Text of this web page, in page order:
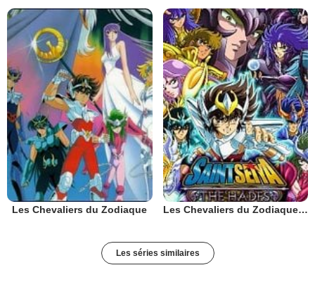
Les Chevaliers du Zodiaque Les Chevaliers du Zodiaque : Chapitre Hadès - Le Sanctuaire
Les séries similaires